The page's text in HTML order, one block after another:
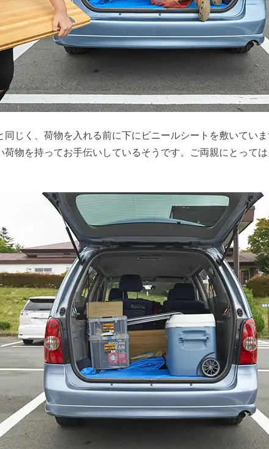
同じく、荷物を入れる前に下にビニールシートを敷いてい
荷物を持ってお手伝いしているそうです。ご両親にとって